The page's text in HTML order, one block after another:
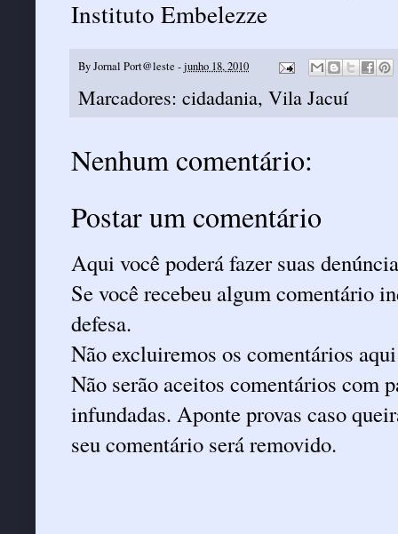
Instituto Embelezze
ByJornal Port@leste -junho 18, 2010
Marcadores: cidadania, Vila Jacuí
Nenhum comentário:
Postar um comentário
Aqui você poderá fazer suas
Se você recebeu algum comentário
defesa.
Não excluiremos os comentários
Não serão aceitos comentários com
infundadas. Aponte provas caso
seu comentário será removido.